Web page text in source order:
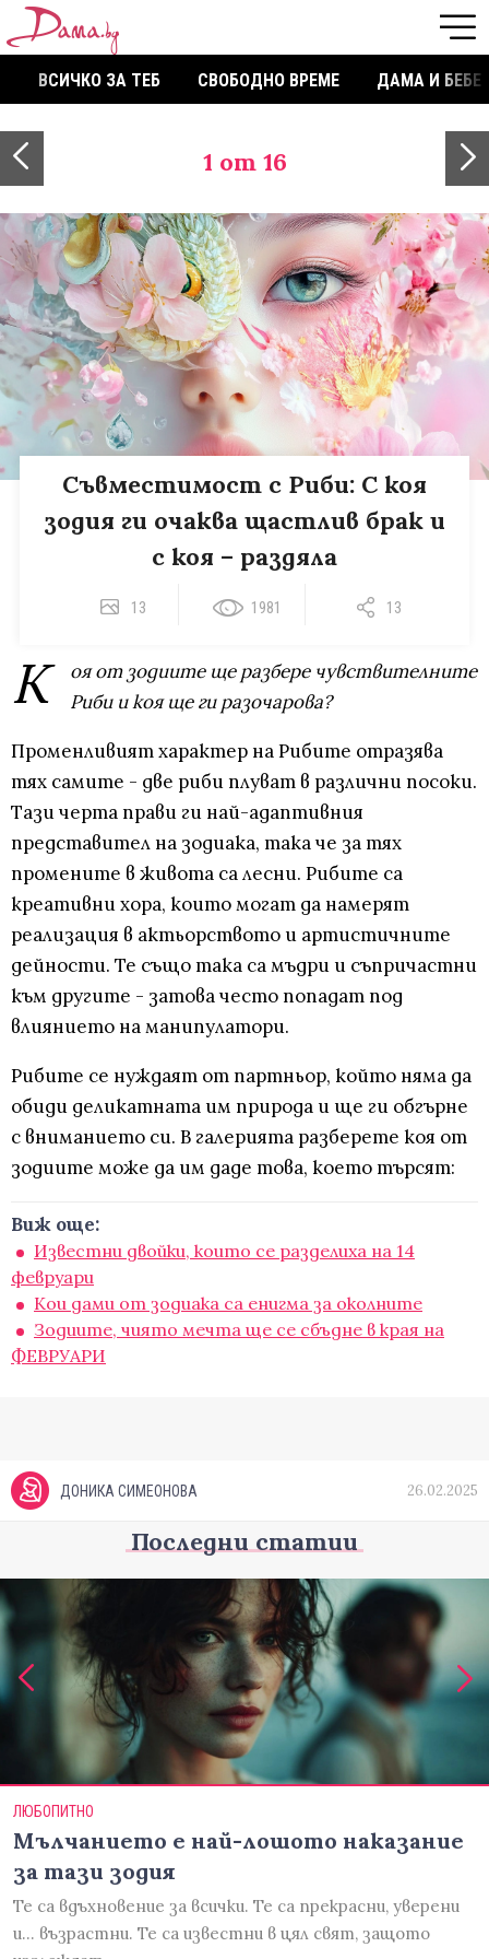
ВСИЧКО ЗА ТЕБ СВОБОДНО ВРЕМЕ ДАМА И БЕБЕ
1 от 16
Съвместимост с Риби: С коя
зодия ги очаква щастлив брак и
с коя – раздяла
13 1981 13
К
оя от зодиите ще разбере чувствителните
Риби и коя ще ги разочарова?
Променливият характер на Рибите отразява
тях самите - две риби плуват в различни посоки.
Тази черта прави ги най-адаптивния
представител на зодиака, така че за тях
промените в живота са лесни. Рибите са
креативни хора, които могат да намерят
реализация в актьорството и артистичните
дейности. Те също така са мъдри и съпричастни
към другите - затова често попадат под
влиянието на манипулатори.
Рибите се нуждаят от партньор, който няма да
обиди деликатната им природа и ще ги обгърне
с вниманието си. В галерията разберете коя от
зодиите може да им даде това, което търсят:
Виж още:
Известни двойки, които се разделиха на 14
февруари
Кои дами от зодиака са енигма за околните
Зодиите, чиято мечта ще се сбъдне в края на
ФЕВРУАРИ
ДОНИКА СИМЕОНОВА 26.02.2025
Последни статии
ЛЮБОПИТНО
Мълчанието е най-лошото наказание
за тази зодия
Те са вдъхновение за всички. Те са прекрасни, уверени
и... възрастни. Те са известни в цял свят, защото